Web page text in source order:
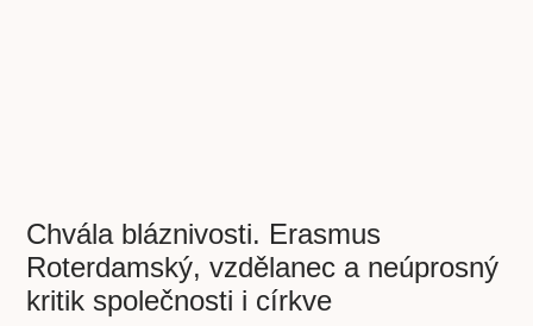
Chvála bláznivosti. Erasmus
Roterdamský, vzdělanec a neúprosný
kritik společnosti i církve